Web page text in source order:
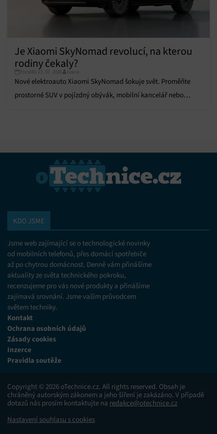
voleb ochrany osobních údajů.
Je Xiaomi SkyNomad revolucí, na kterou
rodiny čekaly?
Pondělí 27. 07. 2026 Ivana
Nové elektroauto Xiaomi SkyNomad šokuje svět. Proměňte
prostorné SUV v pojízdný obývák, mobilní kancelář nebo
KDO JSME
Jsme web zajímající se o technologické novinky
od mobilních telefonů, přes domácí spotřebiče
až po chytrou domácnost. Denně vám přinášíme
aktuality ze světa technického pokroku,
recenzujeme pro vás nové produkty a přinášíme
zajímavá srovnání. Jsme vaším průvodcem
světem techniky.
Kontakt
Ochrana osobních údajů
Zásady cookies
Inzerce
Pravidla soutěže
Copyright © 2026 oTechnice.cz. All rights reserved. Obsah je
chráněný autorským zákonem a jeho šíření je zakázáno. V případě
dotazů nás prosím kontaktujte na redakce@otechnice.cz
Nastavení souhlasu s cookies